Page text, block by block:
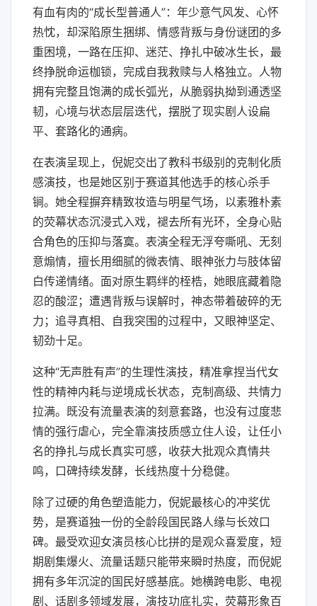
有血有肉的“成长型普通人”：年少意气风发、心怀
热忱，却深陷原生捆绑、情感背叛与身份谜团的多
重困境，一路在压抑、迷茫、挣扎中破冰生长，最
终挣脱命运枷锁，完成自我救赎与人格独立。人物
拥有完整且饱满的成长弧光，从脆弱执拗到通透坚
韧，心境与状态层层迭代，摆脱了现实剧人设扁
平、套路化的通病。
在表演呈现上，倪妮交出了教科书级别的克制化质
感演技，也是她区别于赛道其他选手的核心杀手
锏。她全程摒弃精致妆造与明星气场，以素雅朴素
的荧幕状态沉浸式入戏，褪去所有光环，全身心贴
合角色的压抑与落寞。表演全程无浮夸嘶吼、无刻
意煽情，擅长用细腻的微表情、眼神张力与肢体留
白传递情绪。面对原生羁绊的桎梏，她眼底藏着隐
忍的酸涩；遭遇背叛与误解时，神态带着破碎的无
力；追寻真相、自我突围的过程中，又眼神坚定、
韧劲十足。
这种“无声胜有声”的生理性演技，精准拿捏当代女
性的精神内耗与逆境成长状态，克制高级、共情力
拉满。既没有流量表演的刻意套路，也没有过度悲
情的强行虐心，完全靠演技质感立住人设，让任小
名的挣扎与成长真实可感，收获大批观众真情共
鸣，口碑持续发酵，长线热度十分稳健。
除了过硬的角色塑造能力，倪妮最核心的冲奖优
势，是赛道独一份的全龄段国民路人缘与长效口
碑。最受欢迎女演员核心比拼的是观众喜爱度，短
期剧集爆火、流量话题只能带来瞬时热度，而倪妮
拥有多年沉淀的国民好感基底。她横跨电影、电视
剧、话剧多领域发展，演技功底扎实，荧幕形象百